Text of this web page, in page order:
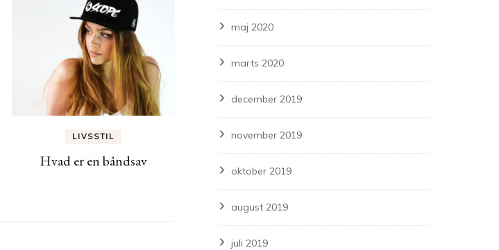
LIVSSTIL
Hvad er en båndsav
maj 2020
marts 2020
december 2019
november 2019
oktober 2019
august 2019
juli 2019